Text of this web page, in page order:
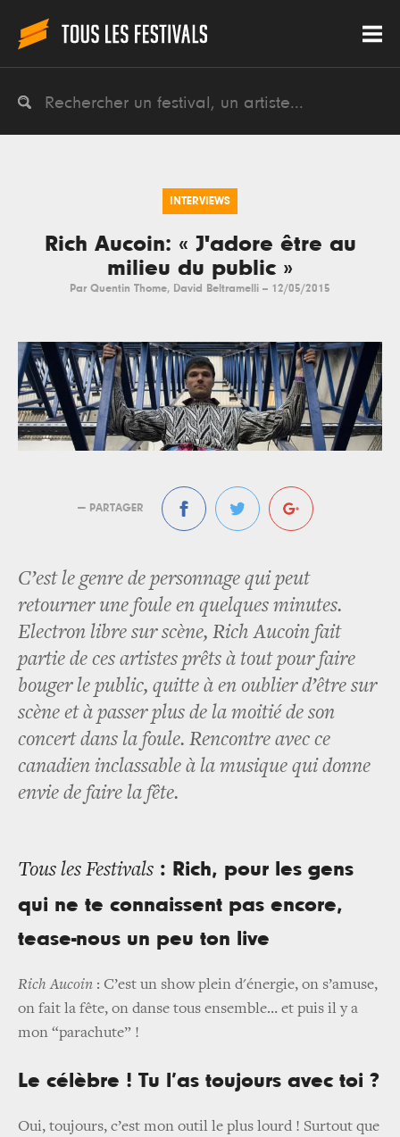
INTERVIEWS
Rich Aucoin: « J'adore être au
milieu du public »
Par Quentin Thome, David Beltramelli -- 12/05/2015
— PARTAGER
C’est le genre de personnage qui peut
retourner une foule en quelques minutes.
Electron libre sur scène, Rich Aucoin fait
partie de ces artistes prêts à tout pour faire
bouger le public, quitte à en oublier d’être sur
scène et à passer plus de la moitié de son
concert dans la foule. Rencontre avec ce
canadien inclassable à la musique qui donne
envie de faire la fête.
Tous les Festivals : Rich, pour les gens
qui ne te connaissent pas encore,
tease-nous un peu ton live
Rich Aucoin : C’est un show plein d'énergie, on s’amuse,
on fait la fête, on danse tous ensemble… et puis il y a
mon “parachute” !
Le célèbre ! Tu l’as toujours avec toi ?
Oui, toujours, c’est mon outil le plus lourd ! Surtout que